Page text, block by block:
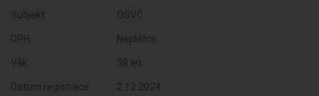
Subjekt: OSVČ
DPH: Neplátce
Věk: 38 let
Datum registrace: 2.12.2024